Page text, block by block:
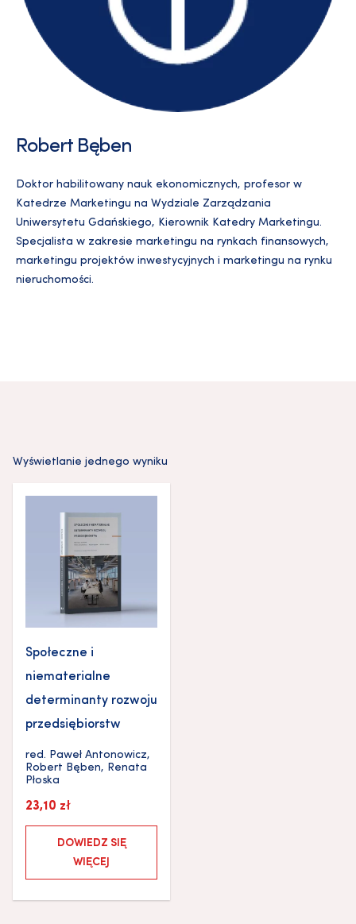
Robert Bęben
Doktor habilitowany nauk ekonomicznych, profesor w
Katedrze Marketingu na Wydziale Zarządzania
Uniwersytetu Gdańskiego, Kierownik Katedry Marketingu.
Specjalista w zakresie marketingu na rynkach finansowych,
marketingu projektów inwestycyjnych i marketingu na rynku
nieruchomości.
Wyświetlanie jednego wyniku
Społeczne i
niematerialne
determinanty rozwoju
przedsiębiorstw
red. Paweł Antonowicz,
Robert Bęben, Renata
Płoska
23,10 zł
DOWIEDZ SIĘ
WIĘCEJ